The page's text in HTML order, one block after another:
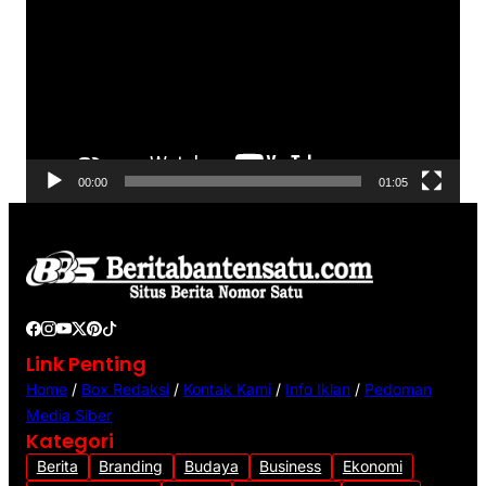
o
00:00 01:05
Link Penting
Home / Box Redaksi / Kontak Kami / Info Iklan / Pedoman
Media Siber
Kategori
Berita Branding Budaya Business
Ekonomi